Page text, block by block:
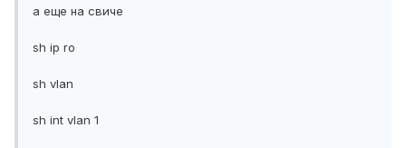
а еще на свиче
sh ip ro
sh vlan
sh int vlan 1